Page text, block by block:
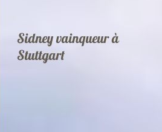
Sidney vainqueur à
Stuttgart